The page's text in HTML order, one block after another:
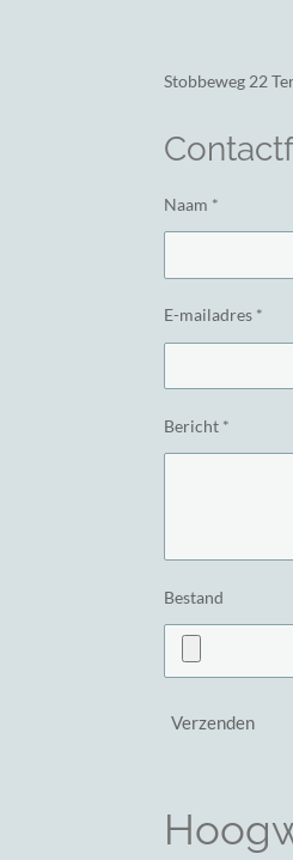
Stobbeweg 22
Naam *
E-mailadres *
Bericht *
Bestand
Verzenden